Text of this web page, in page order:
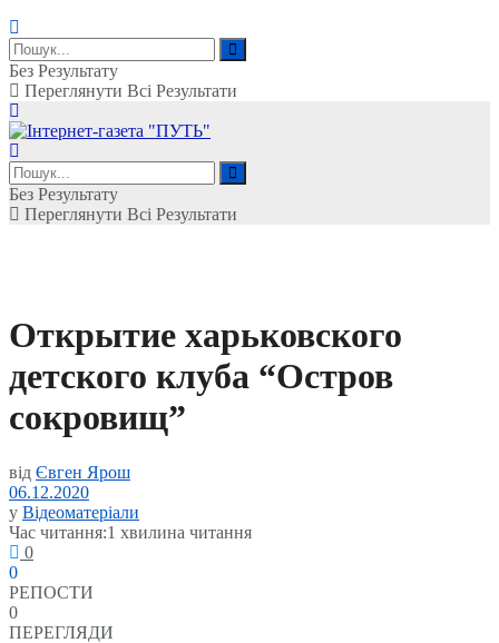
Без Результату
Переглянути Всі Результати
Без Результату
Переглянути Всі Результати
Открытие харьковского
детского клуба “Остров
сокровищ”
від Євген Ярош
06.12.2020
у Відеоматеріали
Час читання:1 хвилина читання
0
0
РЕПОСТИ
0
ПЕРЕГЛЯДИ